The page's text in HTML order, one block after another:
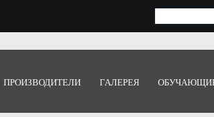
ПРОИЗВОДИТЕЛИ ГАЛЕРЕЯ